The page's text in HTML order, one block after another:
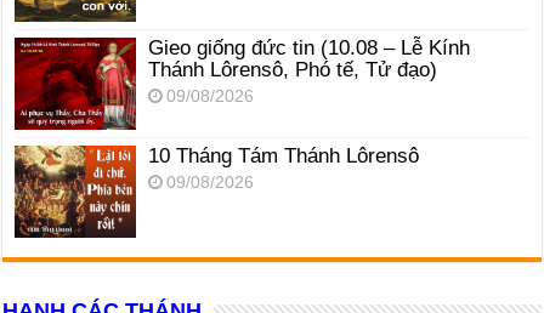
Gieo giống đức tin (10.08 – Lễ Kính
Thánh Lôrensô, Phó tế, Tử đạo)
09/08/2026
10 Tháng Tám Thánh Lôrensô
09/08/2026